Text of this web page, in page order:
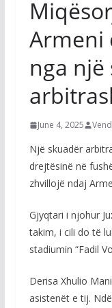
Armeni
nga
June 4, 2025
Një skuadër
drejtësinë në
zhvillojë ndaj
Gjyqtari i njohur
takim, i cili do të
stadiumin “Fadil
Derisa Xhulio
asistenët e tij.